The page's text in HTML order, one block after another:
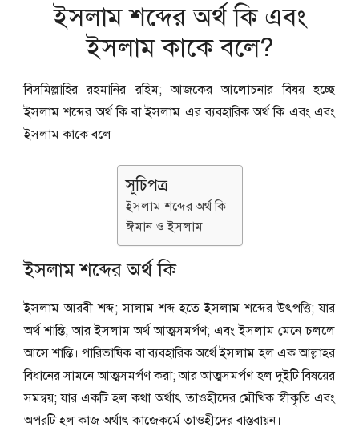
ইসলাম শব্দের অর্থ কি এবং
ইসলাম কাকে বলে?
বিসমিল্লাহির রহমানির রহিম; আজকের আলোচনার বিষয় হচ্ছে
ইসলাম শব্দের অর্থ কি বা ইসলাম এর ব্যবহারিক অর্থ কি এবং এবং
ইসলাম কাকে বলে।
সূচিপত্র
ইসলাম শব্দের অর্থ কি
ঈমান ও ইসলাম
ইসলাম শব্দের অর্থ কি
ইসলাম আরবী শব্দ; সালাম শব্দ হতে ইসলাম শব্দের উৎপত্তি; যার
অর্থ শান্তি; আর ইসলাম অর্থ আত্মসমর্পণ; এবং ইসলাম মেনে চললে
আসে শান্তি। পারিভাষিক বা ব্যবহারিক অর্থে ইসলাম হল এক আল্লাহর
বিধানের সামনে আত্মসমর্পণ করা; আর আত্মসমর্পণ হল দুইটি বিষয়ের
সমন্বয়; যার একটি হল কথা অর্থাৎ তাওহীদের মৌখিক স্বীকৃতি এবং
অপরটি হল কাজ অর্থাৎ কাজেকর্মে তাওহীদের বাস্তবায়ন।